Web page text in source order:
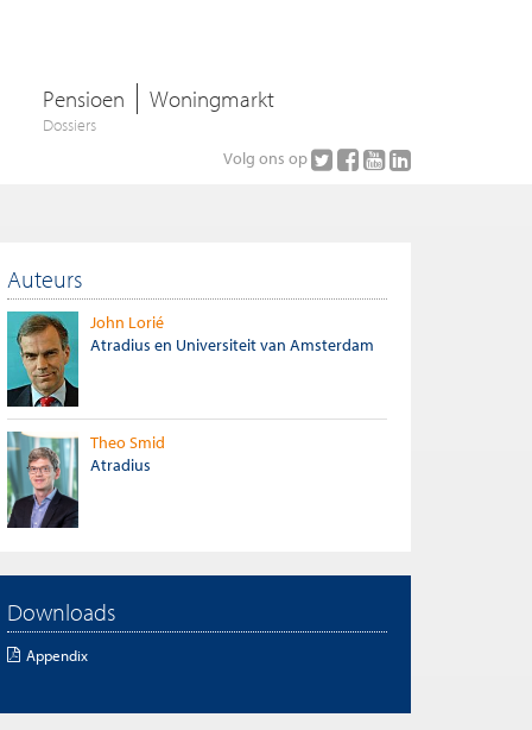
Pensioen Woningmarkt
Dossiers
Volg ons op
Auteurs
John Lorié
Atradius en Universiteit van Amsterdam
Theo Smid
Atradius
Downloads
Appendix